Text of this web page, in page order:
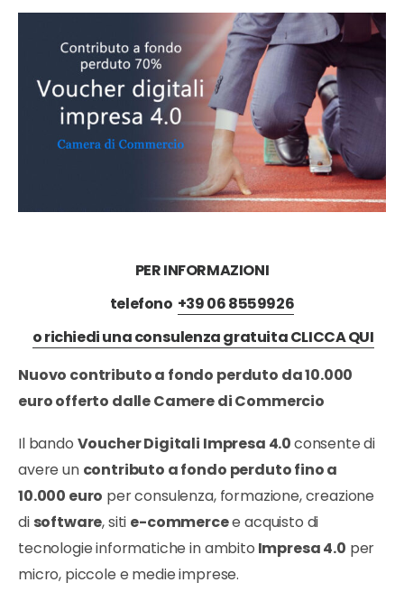
PER INFORMAZIONI
telefono +39 06 8559926
o richiedi una consulenza gratuita CLICCA QUI
Nuovo contributo a fondo perduto da 10.000
euro offerto dalle Camere di Commercio
Il bando Voucher Digitali Impresa 4.0consente di
avere un contributo a fondo perduto fino a
10.000 euro per consulenza, formazione, creazione
di software, siti e-commercee acquisto di
tecnologie informatiche in ambito Impresa 4.0 per
micro, piccole e medie imprese.